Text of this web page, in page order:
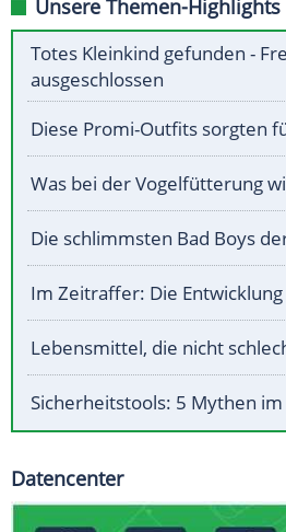
Unsere Themen-Highlights
Totes Kleinkind gefunden -
ausgeschlossen
Diese Promi-Outfits sorgten
Was bei der Vogelfütterung
Die schlimmsten Bad Boys
Im Zeitraffer: Die
Lebensmittel, die nicht
Sicherheitstools: 5 Mythen im
Datencenter